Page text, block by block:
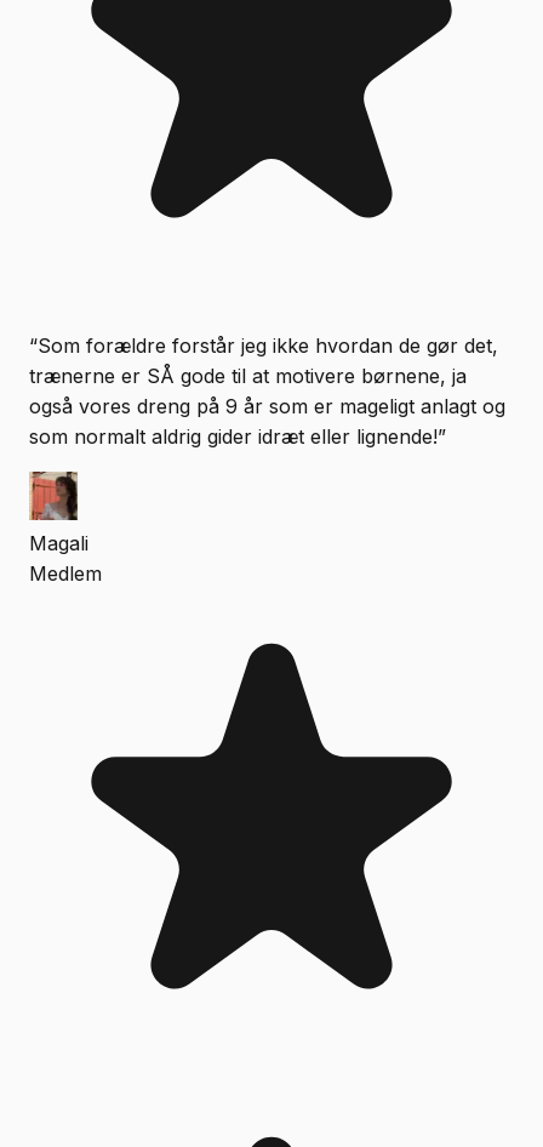
“Som forældre forstår jeg ikke hvordan de gør det,
trænerne er SÅ gode til at motivere børnene, ja
også vores dreng på 9 år som er mageligt anlagt og
som normalt aldrig gider idræt eller lignende!”
Magali
Medlem